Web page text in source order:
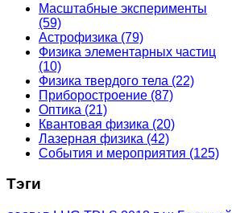
Масштабные эксперименты
(59)
Астрофизика (79)
Физика элементарных частиц
(10)
Физика твердого тела (22)
Приборостроение (87)
Оптика (21)
Квантовая физика (20)
Лазерная физика (42)
События и мероприятия (125)
Тэги